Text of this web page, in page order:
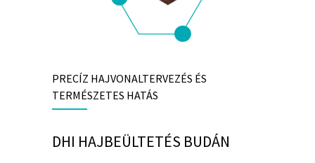
PRECÍZ HAJVONALTERVEZÉS ÉS
TERMÉSZETES HATÁS
DHI HAJBEÜLTETÉS BUDÁN